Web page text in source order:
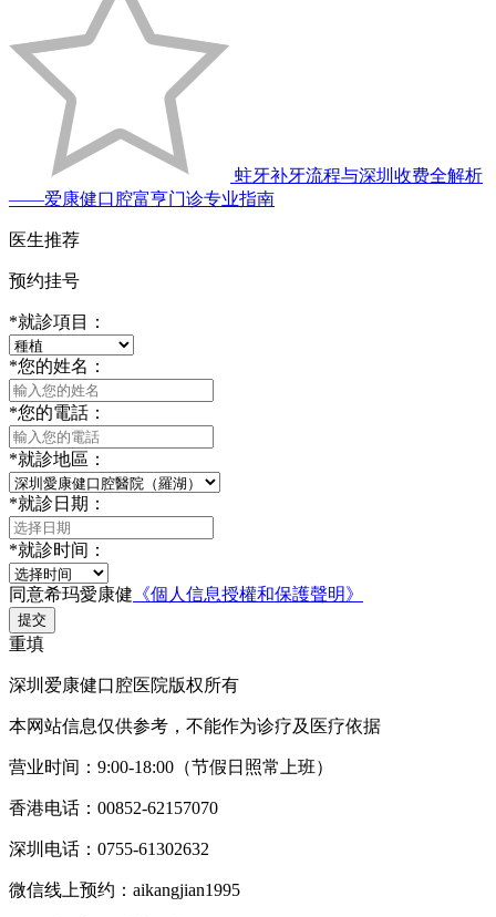
蛀牙补牙流程与深圳收费全解析
——爱康健口腔富亨门诊专业指南
医生推荐
预约挂号
*就診項目：
*您的姓名：
*您的電話：
*就診地區：
*就診日期：
*就診时间：
同意希玛愛康健 《個人信息授權和保護聲明》
提交
重填
深圳爱康健口腔医院版权所有
本网站信息仅供参考，不能作为诊疗及医疗依据
营业时间：9:00-18:00（节假日照常上班）
香港电话：00852-62157070
深圳电话：0755-61302632
微信线上预约：aikangjian1995